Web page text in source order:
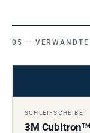
SCHLEIFSCHEIBE
3M CubitronTM